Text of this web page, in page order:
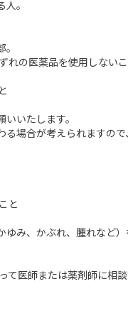
。
れの医薬品を使用しない
いたします。
る場合が考えられますの
と
み、かぶれ、腫れなど）
医師または薬剤師に相